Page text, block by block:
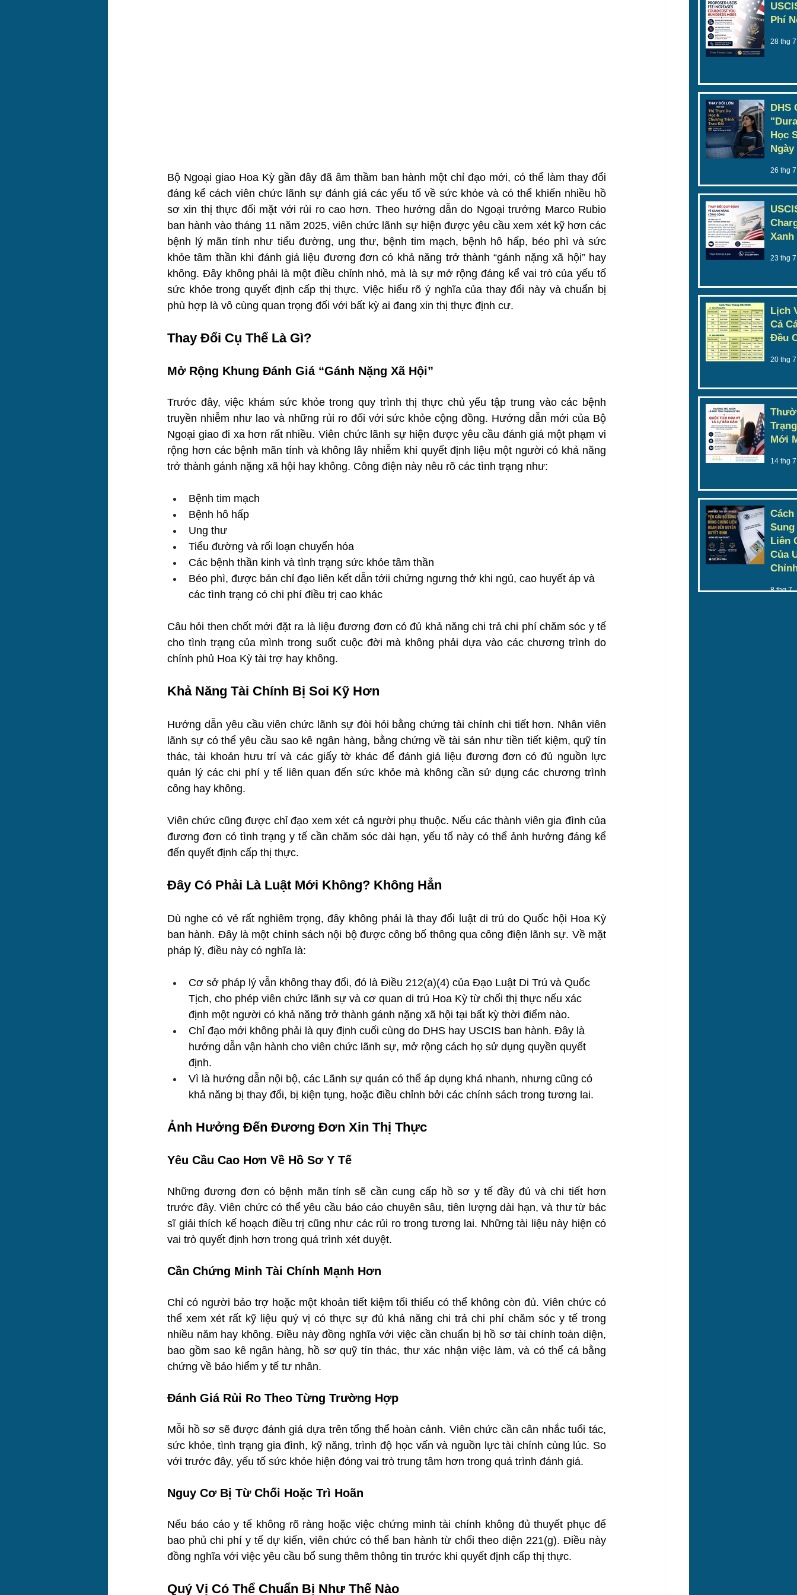
Bộ Ngoại giao Hoa Kỳ gần đây đã âm thầm ban hành một chỉ đạo mới, có thể làm thay đổi
đáng kể cách viên chức lãnh sự đánh giá các yếu tố về sức khỏe và có thể khiến nhiều hồ
sơ xin thị thực đối mặt với rủi ro cao hơn. Theo hướng dẫn do Ngoại trưởng Marco Rubio
ban hành vào tháng 11 năm 2025, viên chức lãnh sự hiện được yêu cầu xem xét kỹ hơn các
bệnh lý mãn tính như tiểu đường, ung thư, bệnh tim mạch, bệnh hô hấp, béo phì và sức
khỏe tâm thần khi đánh giá liệu đương đơn có khả năng trở thành “gánh nặng xã hội” hay
không. Đây không phải là một điều chỉnh nhỏ, mà là sự mở rộng đáng kể vai trò của yếu tố
sức khỏe trong quyết định cấp thị thực. Việc hiểu rõ ý nghĩa của thay đổi này và chuẩn bị
phù hợp là vô cùng quan trọng đối với bất kỳ ai đang xin thị thực định cư.
Thay Đổi Cụ Thể Là Gì?
Mở Rộng Khung Đánh Giá “Gánh Nặng Xã Hội”
Trước đây, việc khám sức khỏe trong quy trình thị thực chủ yếu tập trung vào các bệnh
truyền nhiễm như lao và những rủi ro đối với sức khỏe cộng đồng. Hướng dẫn mới của Bộ
Ngoại giao đi xa hơn rất nhiều. Viên chức lãnh sự hiện được yêu cầu đánh giá một phạm vi
rộng hơn các bệnh mãn tính và không lây nhiễm khi quyết định liệu một người có khả năng
trở thành gánh nặng xã hội hay không. Công điện này nêu rõ các tình trạng như:
Bệnh tim mạch
Bệnh hô hấp
Ung thư
Tiểu đường và rối loạn chuyển hóa
Các bệnh thần kinh và tình trạng sức khỏe tâm thần
Béo phì, được bản chỉ đạo liên kết dẫn tớii chứng ngưng thở khi ngủ, cao huyết áp và
các tình trạng có chi phí điều trị cao khác
Câu hỏi then chốt mới đặt ra là liệu đương đơn có đủ khả năng chi trả chi phí chăm sóc y tế
cho tình trạng của mình trong suốt cuộc đời mà không phải dựa vào các chương trình do
chính phủ Hoa Kỳ tài trợ hay không.
Khả Năng Tài Chính Bị Soi Kỹ Hơn
Hướng dẫn yêu cầu viên chức lãnh sự đòi hỏi bằng chứng tài chính chi tiết hơn. Nhân viên
lãnh sự có thể yêu cầu sao kê ngân hàng, bằng chứng về tài sản như tiền tiết kiệm, quỹ tín
thác, tài khoản hưu trí và các giấy tờ khác để đánh giá liệu đương đơn có đủ nguồn lực
quản lý các chi phí y tế liên quan đến sức khỏe mà không cần sử dụng các chương trình
công hay không.
Viên chức cũng được chỉ đạo xem xét cả người phụ thuộc. Nếu các thành viên gia đình của
đương đơn có tình trạng y tế cần chăm sóc dài hạn, yếu tố này có thể ảnh hưởng đáng kể
đến quyết định cấp thị thực.
Đây Có Phải Là Luật Mới Không? Không Hẳn
Dù nghe có vẻ rất nghiêm trọng, đây không phải là thay đổi luật di trú do Quốc hội Hoa Kỳ
ban hành. Đây là một chính sách nội bộ được công bố thông qua công điện lãnh sự. Về mặt
pháp lý, điều này có nghĩa là:
Cơ sở pháp lý vẫn không thay đổi, đó là Điều 212(a)(4) của Đạo Luật Di Trú và Quốc
Tịch, cho phép viên chức lãnh sự và cơ quan di trú Hoa Kỳ từ chối thị thực nếu xác
định một người có khả năng trở thành gánh nặng xã hội tại bất kỳ thời điểm nào.
Chỉ đạo mới không phải là quy định cuối cùng do DHS hay USCIS ban hành. Đây là
hướng dẫn vận hành cho viên chức lãnh sự, mở rộng cách họ sử dụng quyền quyết
định.
Vì là hướng dẫn nội bộ, các Lãnh sự quán có thể áp dụng khá nhanh, nhưng cũng có
khả năng bị thay đổi, bị kiện tụng, hoặc điều chỉnh bởi các chính sách trong tương lai.
Ảnh Hưởng Đến Đương Đơn Xin Thị Thực
Yêu Cầu Cao Hơn Về Hồ Sơ Y Tế
Những đương đơn có bệnh mãn tính sẽ cần cung cấp hồ sơ y tế đầy đủ và chi tiết hơn
trước đây. Viên chức có thể yêu cầu báo cáo chuyên sâu, tiên lượng dài hạn, và thư từ bác
sĩ giải thích kế hoạch điều trị cũng như các rủi ro trong tương lai. Những tài liệu này hiện có
vai trò quyết định hơn trong quá trình xét duyệt.
Cần Chứng Minh Tài Chính Mạnh Hơn
Chỉ có người bảo trợ hoặc một khoản tiết kiệm tối thiểu có thể không còn đủ. Viên chức có
thể xem xét rất kỹ liệu quý vị có thực sự đủ khả năng chi trả chi phí chăm sóc y tế trong
nhiều năm hay không. Điều này đồng nghĩa với việc cần chuẩn bị hồ sơ tài chính toàn diện,
bao gồm sao kê ngân hàng, hồ sơ quỹ tín thác, thư xác nhận việc làm, và có thể cả bằng
chứng về bảo hiểm y tế tư nhân.
Đánh Giá Rủi Ro Theo Từng Trường Hợp
Mỗi hồ sơ sẽ được đánh giá dựa trên tổng thể hoàn cảnh. Viên chức cần cân nhắc tuổi tác,
sức khỏe, tình trạng gia đình, kỹ năng, trình độ học vấn và nguồn lực tài chính cùng lúc. So
với trước đây, yếu tố sức khỏe hiện đóng vai trò trung tâm hơn trong quá trình đánh giá.
Nguy Cơ Bị Từ Chối Hoặc Trì Hoãn
Nếu báo cáo y tế không rõ ràng hoặc việc chứng minh tài chính không đủ thuyết phục để
bao phủ chi phí y tế dự kiến, viên chức có thể ban hành từ chối theo diện 221(g). Điều này
đồng nghĩa với việc yêu cầu bổ sung thêm thông tin trước khi quyết định cấp thị thực.
Quý Vị Có Thể Chuẩn Bị Như Thế Nào
Phí
28 thg 7
DHS
Học
Ngày
26 thg 7
23 thg 7
Lịch
Cả
Đều
20 thg 7
Mới
14 thg 7
Liên
Của
8 thg 7